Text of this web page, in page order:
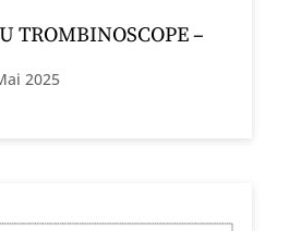
TROMBINOSCOPE –
2025